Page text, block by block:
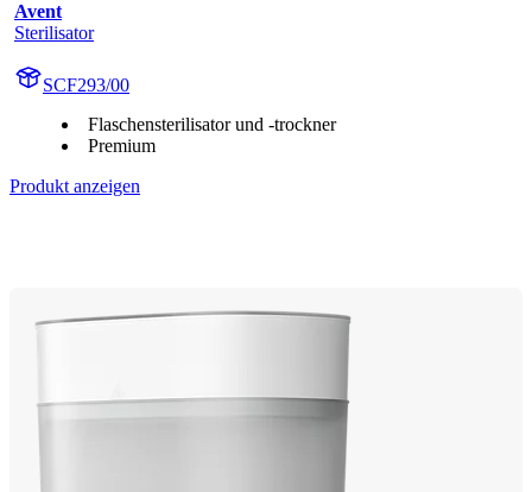
Avent
Sterilisator
SCF293/00
Flaschensterilisator und -trockner
Premium
Produkt anzeigen